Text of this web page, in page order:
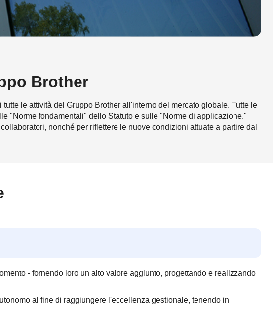
Brother
le attività del Gruppo Brother all'interno del mercato globale. Tutte le
"Norme fondamentali" dello Statuto e sulle "Norme di applicazione."
nonché per riflettere le nuove condizioni attuate a partire dal
- fornendo loro un alto valore aggiunto, progettando e realizzando
al fine di raggiungere l'eccellenza gestionale, tenendo in